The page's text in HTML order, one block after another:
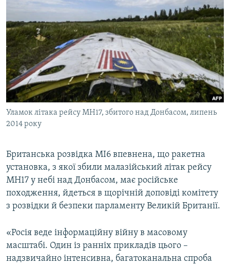
ВСЕ ЗА ДЕНЬ
СПЕЦПРОЕКТИ
ДЕПОРТАЦІЯ
ВІДЕОУРОКИ «ELIFBE»
СВІДЧЕННЯ ОКУПАЦІЇ
УКРАЇНСЬКА ПРОБЛЕМА КРИМУ
ІНФОГРАФІКА
ЯК ОБІЙТИ БЛОКУВАННЯ
Русский
Qırımtatar
ДОЛУЧАЙСЯ!
Усі сайти RFE/RL
Уламок літака рейсу MH17, збитого над Донбасом, липень
2014 року
Британська розвідка MI6 впевнена, що ракетна
установка, з якої збили малазійський літак рейсу
MH17 у небі над Донбасом, має російське
походження, йдеться в щорічній доповіді комітету
з розвідки й безпеки парламенту Великій Британії.
«Росія веде інформаційну війну в масовому
масштабі. Один із ранніх прикладів цього –
надзвичайно інтенсивна, багатоканальна спроба